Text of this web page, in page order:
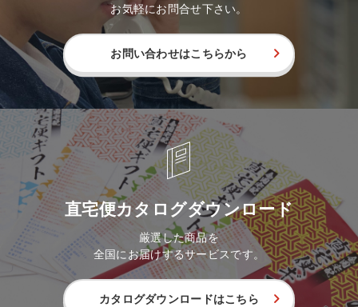
お気軽にお問合せ下さい。
お問い合わせはこちらから
直宅便カタログダウンロード
厳選した商品を
全国にお届けするサービスです。
カタログダウンロードはこちら